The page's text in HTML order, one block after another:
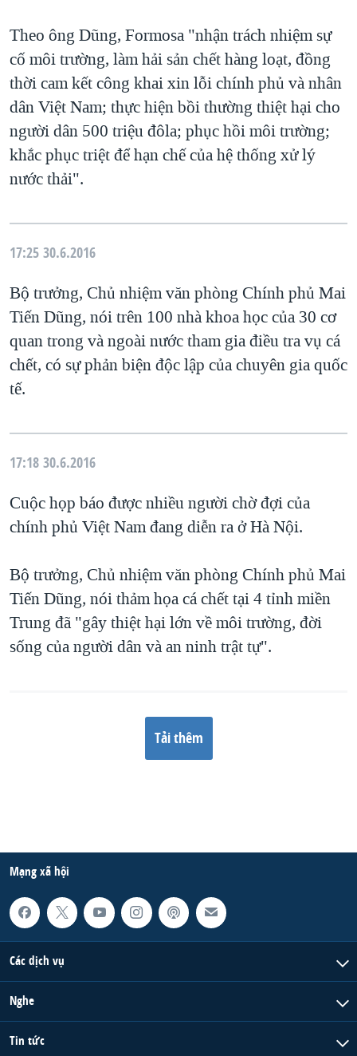
Theo ông Dũng, Formosa "nhận trách nhiệm sự
cố môi trường, làm hải sản chết hàng loạt, đồng
thời cam kết công khai xin lỗi chính phủ và nhân
dân Việt Nam; thực hiện bồi thường thiệt hại cho
người dân 500 triệu đôla; phục hồi môi trường;
khắc phục triệt để hạn chế của hệ thống xử lý
nước thải".
17:25 30.6.2016
Bộ trưởng, Chủ nhiệm văn phòng Chính phủ Mai
Tiến Dũng, nói trên 100 nhà khoa học của 30 cơ
quan trong và ngoài nước tham gia điều tra vụ cá
chết, có sự phản biện độc lập của chuyên gia quốc
tế.
17:18 30.6.2016
Cuộc họp báo được nhiều người chờ đợi của
chính phủ Việt Nam đang diễn ra ở Hà Nội.
Bộ trưởng, Chủ nhiệm văn phòng Chính phủ Mai
Tiến Dũng, nói thảm họa cá chết tại 4 tỉnh miền
Trung đã "gây thiệt hại lớn về môi trường, đời
sống của người dân và an ninh trật tự".
Tải thêm
Mạng xã hội
Các dịch vụ
Nghe
Tin tức